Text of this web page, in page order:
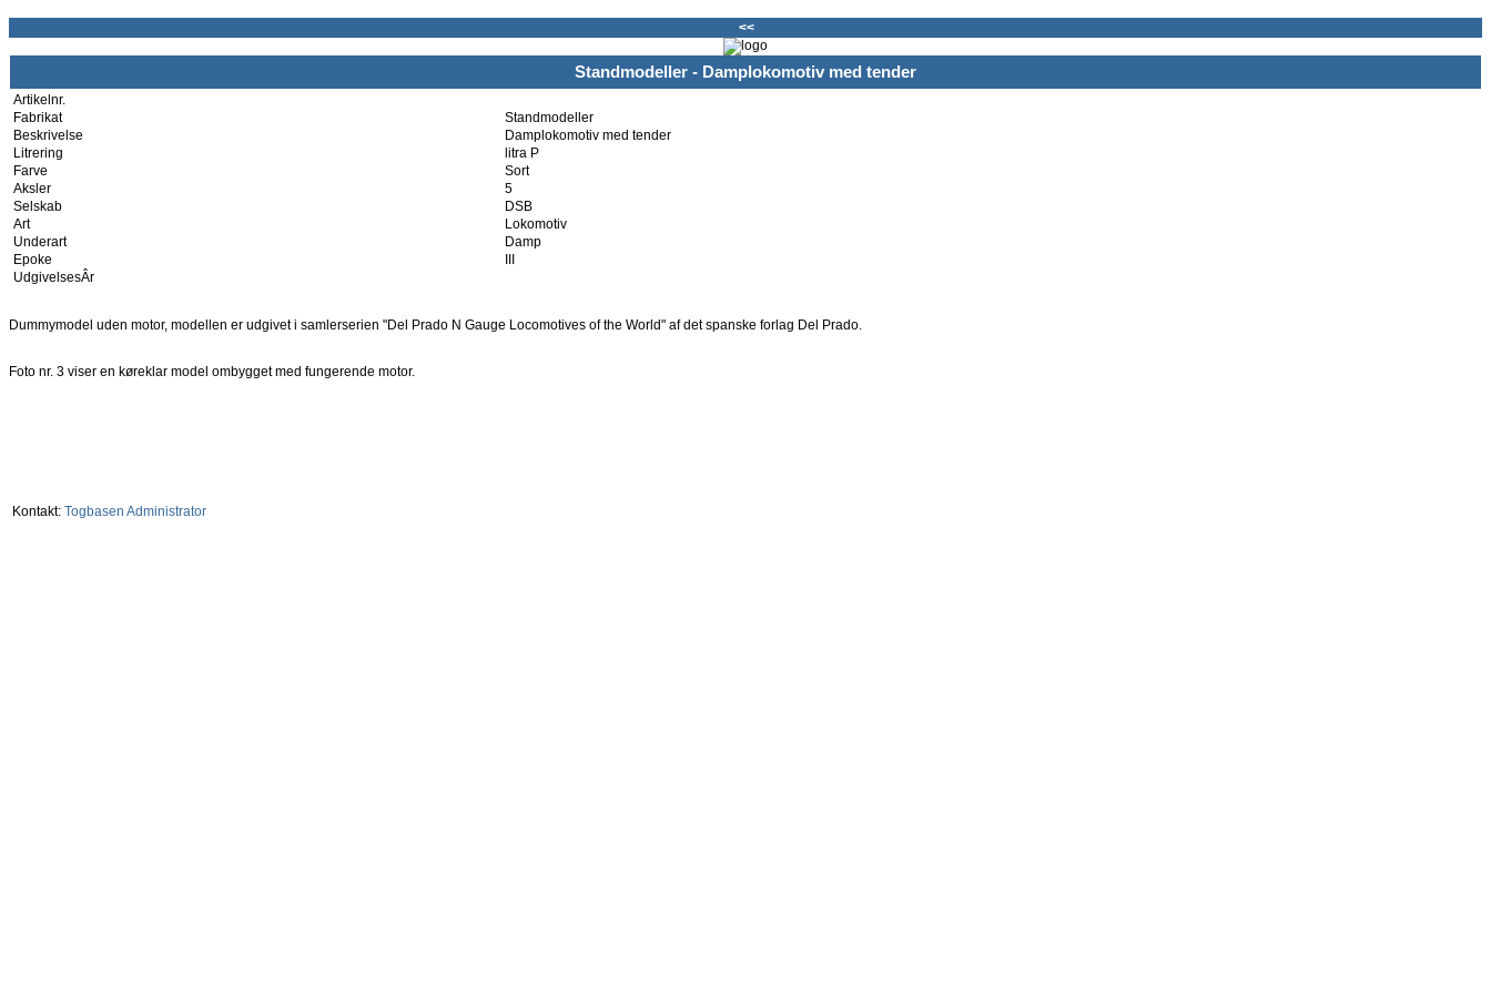
<<
Standmodeller - Damplokomotiv med tender
Artikelnr.
Fabrikat
Standmodeller
Beskrivelse
Damplokomotiv med tender
Litrering
litra P
Farve
Sort
Aksler
5
Selskab
DSB
Art
Lokomotiv
Underart
Damp
Epoke
UdgivelsesÂr
Dummymodel uden motor, modellen er udgivet i samlerserien "Del Prado N Gauge Locomotives of the World" af det spanske forlag Del Prado.
Foto nr. 3 viser en køreklar model ombygget med fungerende motor.
Kontakt: Togbasen Administrator